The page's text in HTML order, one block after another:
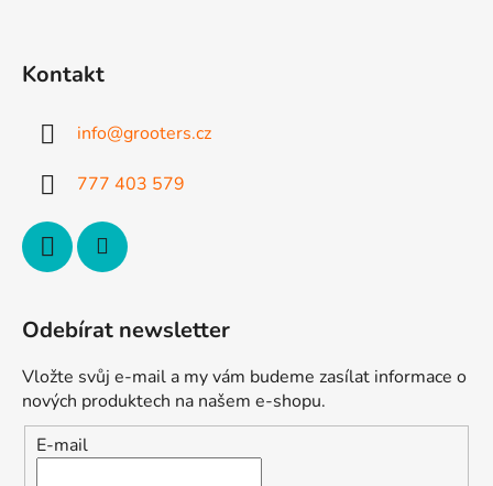
Kontakt
info@grooters.cz
777 403 579
Odebírat newsletter
Vložte svůj e-mail a my vám budeme zasílat informace o
nových produktech na našem e-shopu.
E-mail